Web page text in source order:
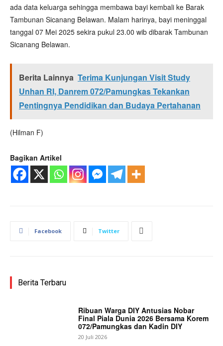
ada data keluarga sehingga membawa bayi kembali ke Barak
Tambunan Sicanang Belawan. Malam harinya, bayi meninggal
tanggal 07 Mei 2025 sekira pukul 23.00 wib dibarak Tambunan
Sicanang Belawan.
Berita Lainnya Terima Kunjungan Visit Study
Unhan RI, Danrem 072/Pamungkas Tekankan
Pentingnya Pendidikan dan Budaya Pertahanan
(Hilman F)
Bagikan Artikel
Facebook Twitter
Berita Terbaru
Ribuan Warga DIY Antusias Nobar
Final Piala Dunia 2026 Bersama Korem
072/Pamungkas dan Kadin DIY
20 Juli 2026